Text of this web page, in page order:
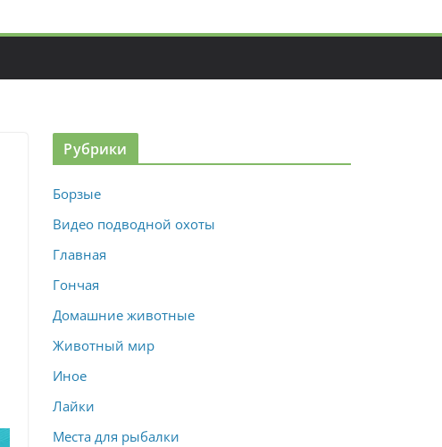
Рубрики
Борзые
Видео подводной охоты
Главная
Гончая
Домашние животные
Животный мир
Иное
Лайки
Места для рыбалки